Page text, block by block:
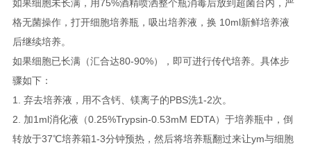
如果细胞未长满，用75%酒精喷洒整个瓶消毒后放到超菌台内，严
格无菌操作，打开细胞培养瓶，吸出培养液，换 10ml新鲜培养液
后继续培养。
如果细胞已长满（汇合达80-90%），即可进行传代培养。具体步
骤如下：
1. 弃去培养液，用不含钙、镁离子的PBS洗1-2次。
2. 加1ml消化液（0.25%Trypsin-0.53mM EDTA）于培养瓶中，倒
转放于37℃培养箱1-3分钟预热，然后将培养瓶翻过来让ym与细胞